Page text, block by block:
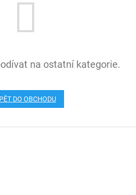
na ostatní kategorie.
DO OBCHODU